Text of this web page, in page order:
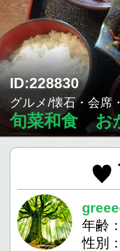
ID:228830
グルメ/懐石・会席
旬菜和食 お
年齢
性別